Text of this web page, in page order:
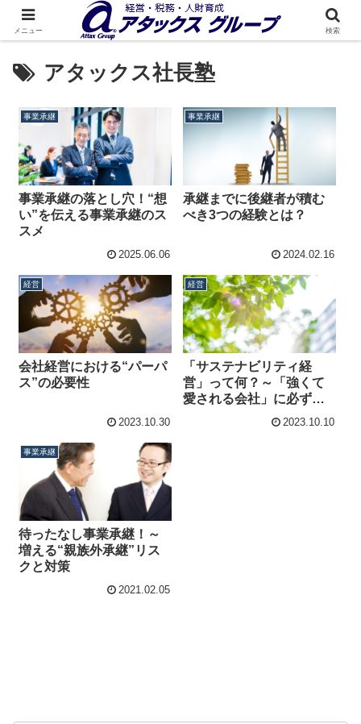
アタックス社長塾
事業承継
事業承継の落とし穴！“想
い”を伝える事業承継のス
スメ
2025.06.06
事業承継
承継までに後継者が積む
べき3つの経験とは？
2024.02.16
経営
会社経営における“パーパ
ス”の必要性
2023.10.30
経営
「サステナビリティ経
営」って何？～「強くて
愛される会社」に必ずあ
2023.10.10
事業承継
待ったなし事業承継！～
増える“親族外承継”リス
クと対策
2021.02.05
メニュー 検索